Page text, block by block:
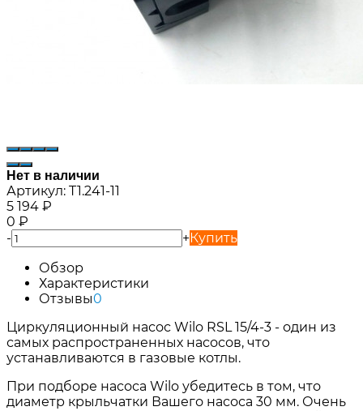
Нет в наличии
Артикул: T1.241-11
5 194 ₽
0 ₽
-
+Купить
Обзор
Характеристики
Отзывы0
Циркуляционный насос Wilo RSL 15/4-3 - один из
самых распространенных насосов, что
устанавливаются в газовые котлы.
При подборе насоса Wilo убедитесь в том, что
диаметр крыльчатки Вашего насоса 30 мм. Очень